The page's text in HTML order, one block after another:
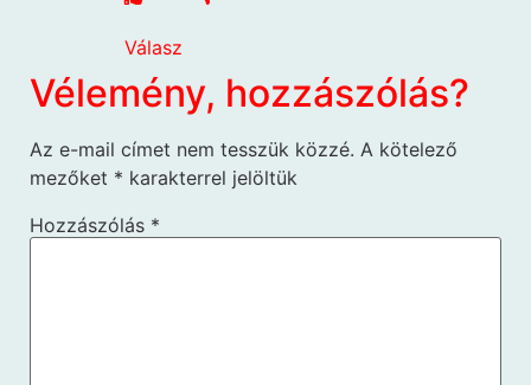
Válasz
Vélemény, hozzászólás?
Az e-mail címet nem tesszük közzé. A kötelező
mezőket * karakterrel jelöltük
Hozzászólás *